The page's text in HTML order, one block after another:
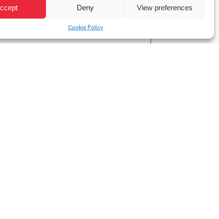
Deny View preferences
Cookie Policy